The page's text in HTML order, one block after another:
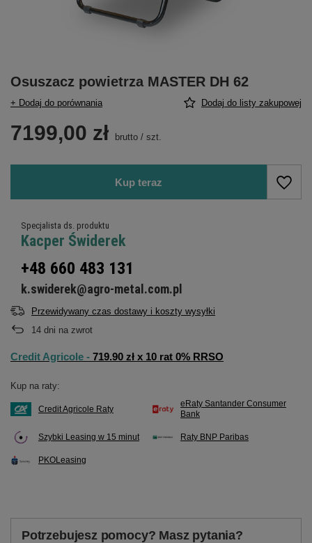
Osuszacz powietrza MASTER DH 62
+ Dodaj do porównania Dodaj do listy zakupowej
7199,00 zł brutto / szt.
Kup teraz
Specjalista ds. produktu
Kacper Świderek
+48 660 483 131
k.swiderek@agro-metal.com.pl
Przewidywany czas dostawy i koszty wysyłki
14 dni na zwrot
Credit Agricole - 719.90 zł x 10 rat 0% RRSO
Kup na raty:
Credit Agricole Raty
eRaty Santander Consumer
Bank
Szybki Leasing w 15 minut Raty BNP Paribas
PKOLeasing
Potrzebujesz pomocy? Masz pytania?